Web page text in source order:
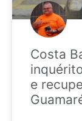
Costa
e